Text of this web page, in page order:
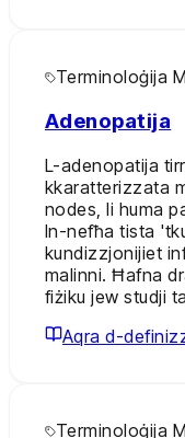
Terminoloġija
Adenopatija
L-adenopatija
kkaratterizzata
nodes, li huma
In-nefħa tista
kundizzjonijiet
malinni. Ħafna
fiżiku jew studji
Aqra d-
Terminoloġija